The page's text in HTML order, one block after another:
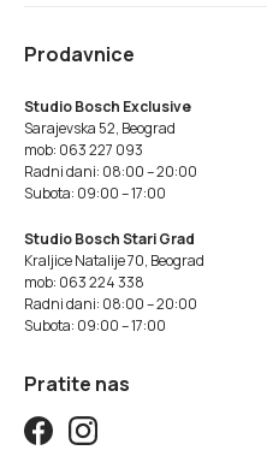
Prodavnice
Studio Bosch Exclusive
Sarajevska 52, Beograd
mob: 063 227 093
Radni dani: 08:00 – 20:00
Subota: 09:00 – 17:00
Studio Bosch Stari Grad
Kraljice Natalije 70, Beograd
mob: 063 224 338
Radni dani: 08:00 – 20:00
Subota: 09:00 – 17:00
Pratite nas